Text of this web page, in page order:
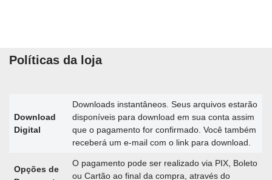
Políticas da loja
Download
Digital
Downloads instantâneos. Seus arquivos estarão
disponíveis para download em sua conta assim
que o pagamento for confirmado. Você também
receberá um e-mail com o link para download.
Opções de
O pagamento pode ser realizado via PIX, Boleto
ou Cartão ao final da compra, através do